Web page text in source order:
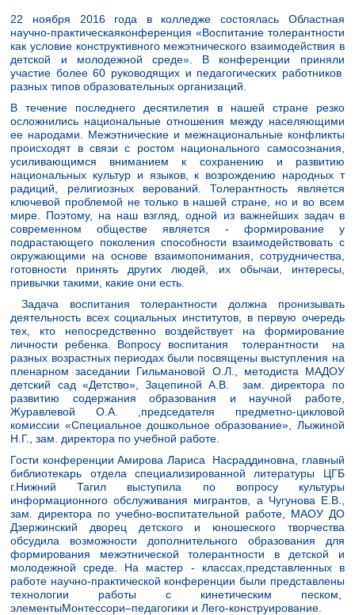
22 ноября 2016 года в колледже состоялась Областная
научно-практическаяконференция «Воспитание толерантности
как условие конструктивного межэтнического взаимодействия в
детской и молодежной среде». В конференции приняли
участие более 60 руководящих и педагогических работников
разных типов образовательных организаций.
В течение последнего десятилетия в нашей стране резко
осложнились национальные отношения между населяющими
ее народами. Межэтнические и межнациональные конфликты
происходят в связи с ростом национального самосознания,
усиливающимся вниманием к сохранению и развитию
национальных культур и языков, к возрождению народных т
радиций, религиозных верований. Толерантность является
ключевой проблемой не только в нашей стране, но и во всем
мире. Поэтому, на наш взгляд, одной из важнейших задач в
современном обществе является - формирование у
подрастающего поколения способности взаимодействовать с
окружающими на основе взаимопонимания, сотрудничества,
готовности принять других людей, их обычаи, интересы,
привычки такими, какие они есть.
Задача воспитания толерантности должна пронизывать
деятельность всех социальных институтов, в первую очередь
тех, кто непосредственно воздействует на формирование
личности ребенка. Вопросу воспитания толерантности на
разных возрастных периодах были посвящены выступления на
пленарном заседании Гильмановой О.Л., методиста МАДОУ
детский сад «Детство», Зацепиной А.В. зам. директора по
развитию содержания образования и научной работе,
Журавлевой О.А. ,председателя предметно-цикловой
комиссии «Специальное дошкольное образование», Лыжиной
Н.Г., зам. директора по учебной работе.
Гости конференции Амирова Лариса Насраддиновна, главный
библиотекарь отдела специализированной литературы ЦГБ
г.Нижний Тагил выступила по вопросу культуры
информационного обслуживания мигрантов, а Чугунова Е.В.,
зам. директора по учебно-воспитательной работе, МАОУ ДО
Дзержинский дворец детского и юношеского творчества
обсудила возможности дополнительного образования для
формирования межэтнической толерантности в детской и
молодежной среде. На мастер - классах,представленных в
работе научно-практической конференции были представлены
технологии работы с кинетическим песком,
элементыМонтессори–педагогики и Лего-конструирование.